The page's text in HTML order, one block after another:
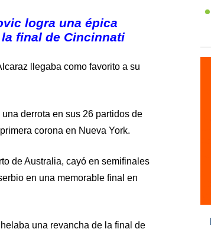
logra una épica
final de Cincinnati
llegaba como favorito a su
derrota en sus 26 partidos de
corona en Nueva York.
de Australia, cayó en semifinales
en una memorable final en
una revancha de la final de